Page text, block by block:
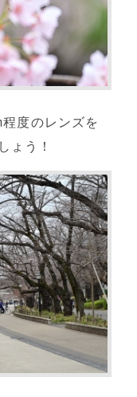
度のレンズを
ょう！